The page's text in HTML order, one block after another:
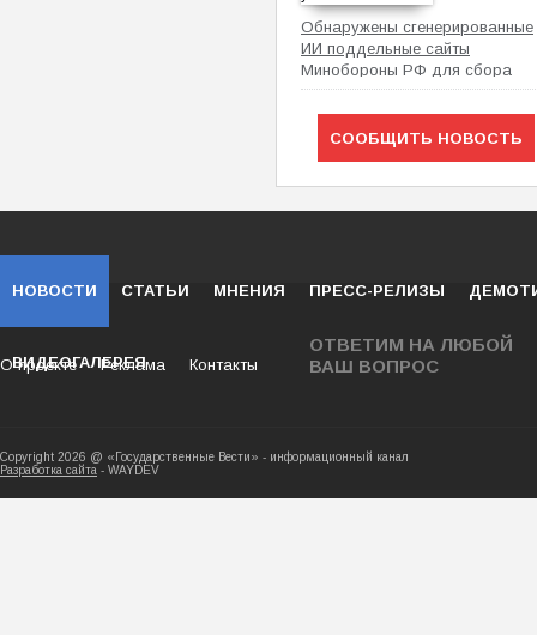
Обнаружены сгенерированные
ИИ поддельные сайты
Минобороны РФ для сбора
данных о погибших участниках
СВО
СООБЩИТЬ НОВОСТЬ
НОВОСТИ СТАТЬИ МНЕНИЯ ПРЕСС-РЕЛИЗЫ
ВИДЕОГАЛЕРЕЯ
ОТВЕТИМ НА ЛЮБОЙ
ВАШ ВОПРОС
О проекте Реклама Контакты
Copyright 2026 @ «Государственные Вести» -
Разработка сайта - WAYDEV